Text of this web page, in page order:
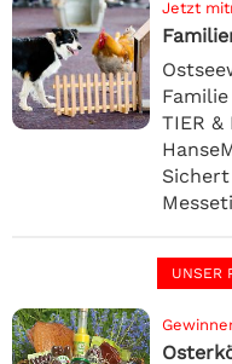
Jetzt
TIER &
UNSER